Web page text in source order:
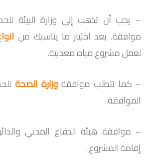
– يجب أن تذهب إلى وزارة البيئة
موافقة. بعد اختيار ما يناسبك من
لعمل مشروع مياه معدنية.
– كما تتطلب موافقةوزارة الصحة
الموافقة.
– موافقة هيئة الدفاع المدني
إقامة المشروع.